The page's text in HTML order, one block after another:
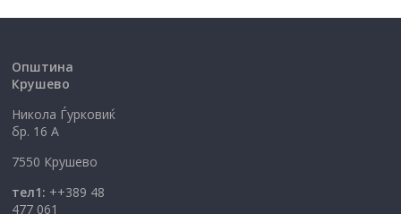
Општина
Крушево
Никола Ѓурковиќ
бр. 16 А
7550 Крушево
тел1: ++389 48
477 061